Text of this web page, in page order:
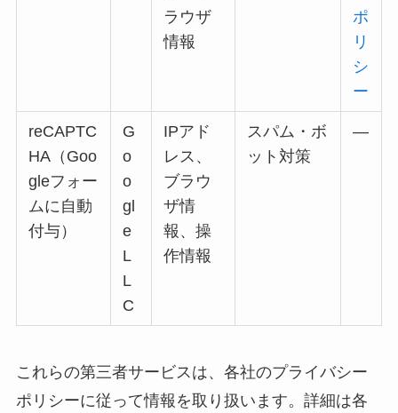
ラウザ
情報
ポ
リ
シ
ー
reCAPTC
HA（Goo
gleフォー
ムに自動
付与）
G
o
o
gl
e
L
L
C
IPアド
レス、
ブラウ
ザ情
報、操
作情報
スパム・ボ
ット対策
—
これらの第三者サービスは、各社のプライバシー
ポリシーに従って情報を取り扱います。詳細は各